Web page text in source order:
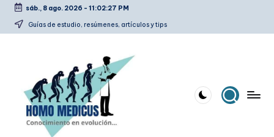
Saltar
sáb., 8 ago. 2026 - 11:02:28 PM
Guías de estudio, resúmenes, artículos y tips